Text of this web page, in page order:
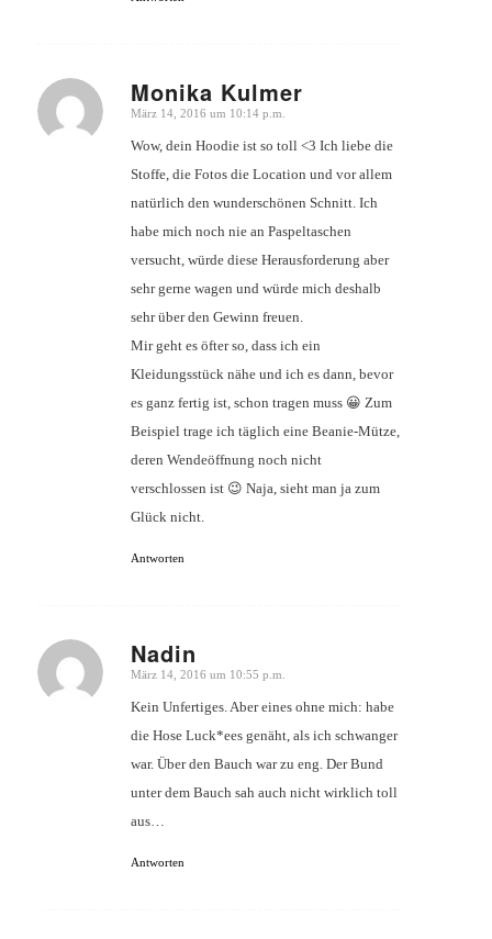
Monika Kulmer
sagte:
März 14, 2016 um 10:14 p.m.
Wow, dein Hoodie ist so toll <3 Ich liebe die
Stoffe, die Fotos die Location und vor allem
natürlich den wunderschönen Schnitt. Ich
habe mich noch nie an Paspeltaschen
versucht, würde diese Herausforderung aber
sehr gerne wagen und würde mich deshalb
sehr über den Gewinn freuen.
Mir geht es öfter so, dass ich ein
Kleidungsstück nähe und ich es dann, bevor
es ganz fertig ist, schon tragen muss 😀 Zum
Beispiel trage ich täglich eine Beanie-Mütze,
deren Wendeöffnung noch nicht
verschlossen ist 😉 Naja, sieht man ja zum
Glück nicht.
Antworten
Nadin
sagte:
März 14, 2016 um 10:55 p.m.
Kein Unfertiges. Aber eines ohne mich: habe
die Hose Luck*ees genäht, als ich schwanger
war. Über den Bauch war zu eng. Der Bund
unter dem Bauch sah auch nicht wirklich toll
aus…
Antworten